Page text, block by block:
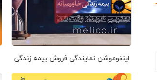
اینفوموشن نمایندگی فروش بیمه زندگی